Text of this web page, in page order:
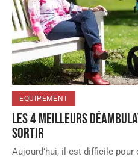
EQUIPEMENT
Les 4 meilleurs
sortir
Aujourd’hui, il est difficile